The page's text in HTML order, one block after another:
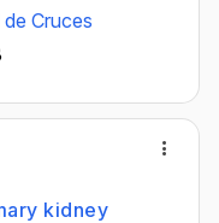
Cruces
kidney